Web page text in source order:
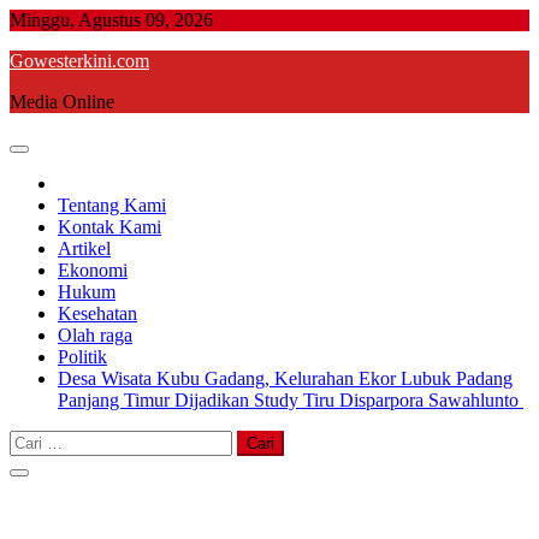
Skip
content
Minggu, Agustus 09, 2026
Gowesterkini.com
Media Online
Tentang Kami
Kontak Kami
Artikel
Ekonomi
Hukum
Kesehatan
Olah raga
Politik
Desa Wisata Kubu Gadang, Kelurahan Ekor Lubuk Padang
Panjang Timur Dijadikan Study Tiru Disparpora Sawahlunto
Cari
untuk: